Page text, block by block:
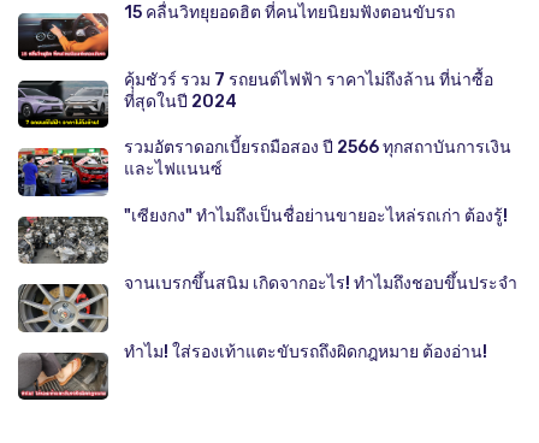
15 คลื่นวิทยุยอดฮิต ที่คนไทยนิยมฟังตอนขับรถ
คุ้มชัวร์ รวม 7 รถยนต์ไฟฟ้า ราคาไม่ถึงล้าน ที่น่าซื้อ
ที่สุดในปี 2024
รวมอัตราดอกเบี้ยรถมือสอง ปี 2566 ทุกสถาบันการเงิน
และไฟแนนซ์
"เซียงกง" ทำไมถึงเป็นชื่อย่านขายอะไหล่รถเก่า ต้องรู้!
จานเบรกขึ้นสนิม เกิดจากอะไร! ทำไมถึงชอบขึ้นประจำ
ทำไม! ใส่รองเท้าแตะขับรถถึงผิดกฎหมาย ต้องอ่าน!